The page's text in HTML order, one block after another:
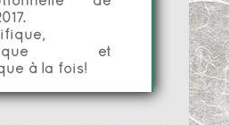
et
à la fois!